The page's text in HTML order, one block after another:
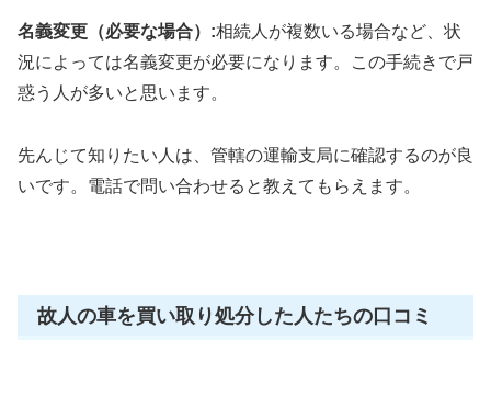
名義変更（必要な場合）:相続人が複数いる場合など、状
況によっては名義変更が必要になります。この手続きで戸
惑う人が多いと思います。
先んじて知りたい人は、管轄の運輸支局に確認するのが良
いです。電話で問い合わせると教えてもらえます。
故人の車を買い取り処分した人たちの口コミ